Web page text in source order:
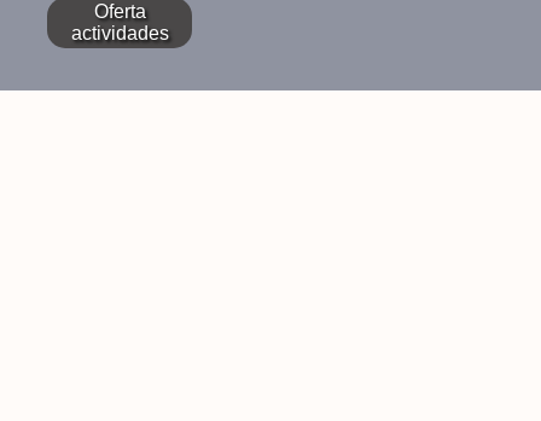
Oferta
actividades